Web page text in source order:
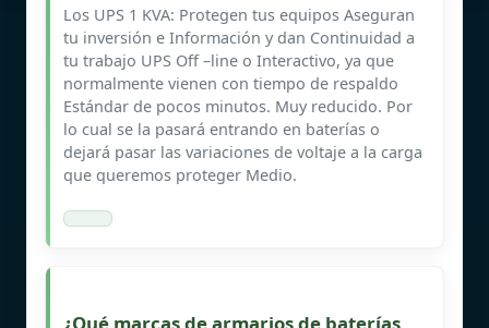
Los UPS 1 KVA: Protegen tus equipos Aseguran
tu inversión e Información y dan Continuidad a
tu trabajo UPS Off –line o Interactivo, ya que
normalmente vienen con tiempo de respaldo
Estándar de pocos minutos. Muy reducido. Por
lo cual se la pasará entrando en baterías o
dejará pasar las variaciones de voltaje a la carga
que queremos proteger Medio.